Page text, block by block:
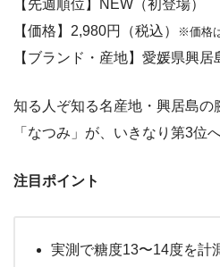
【先週順位】NEW（初登場）
【価格】2,980円（税込）
※価格
【ブランド・産地】愛媛県興居
知る人ぞ知る名産地・興居島
「なつみ」が、いきなり第3位へ
注目ポイント
実測で糖度13〜14度を計